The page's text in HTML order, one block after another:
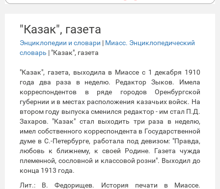
"Казак", газета
Энциклопедии и словари | Миасс. Энциклопедический
словарь | "Казак", газета
"Казак", газета, выходила в Миассе с 1 декабря 1910
года два раза в неделю. Редактор Зыков. Имела
корреспондентов в ряде городов Оренбургской
губернии и в местах расположения казачьих войск. На
втором году выпуска сменился редактор - им стал П.Д.
Захаров. "Казак" стал выходить три раза в неделю,
имел собственного корреспондента в Государственной
думе в С.-Петербурге, работала под девизом: "Правда,
любовь к ближнему, к своей Родине. Газета чужда
племенной, сословной и классовой розни". Выходил до
конца 1913 года.
Лит.: В. Федорищев. История печати в Миассе.